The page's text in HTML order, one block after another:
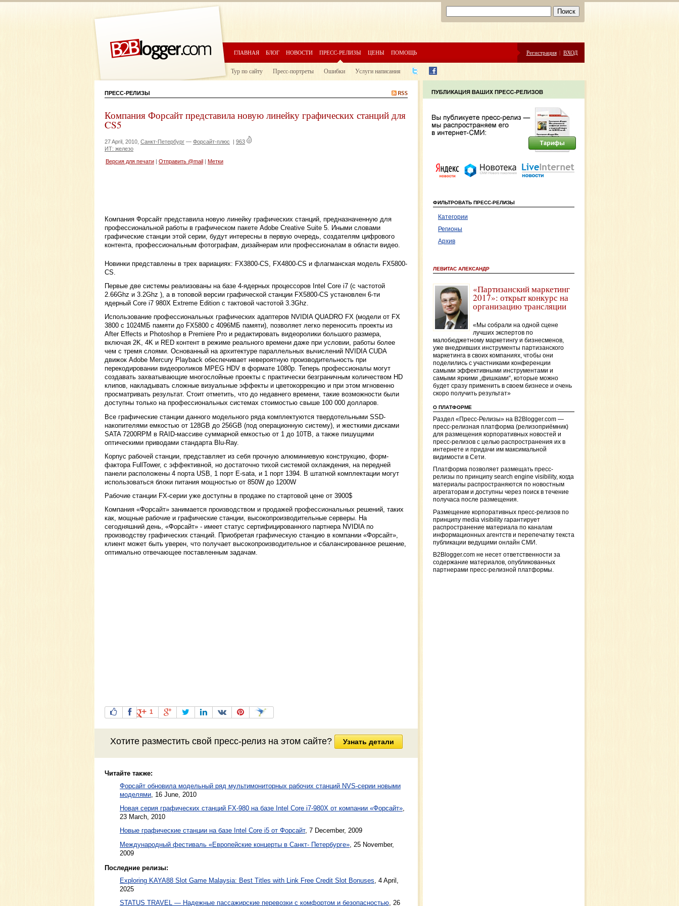
ГЛАВНАЯ БЛОГ НОВОСТИ ПРЕСС-РЕЛИЗЫ ЦЕНЫ ПОМОЩЬ Регистрация | ВХОД
Тур по сайту Пресс-портреты Ошибки Услуги написания
ПРЕСС-РЕЛИЗЫ
Компания Форсайт представила новую линейку графических станций для
CS5
27 April, 2010, Санкт-Петербург — Форсайт-плюс | 963
ИТ: железо
Версия для печати Отправить @mail Метки
Компания Форсайт представила новую линейку графических станций, предназначенную для
профессиональной работы в графическом пакете Adobe Creative Suite 5. Иными словами
графические станции этой серии, будут интересны в первую очередь, создателям цифрового
контента, профессиональным фотографам, дизайнерам или профессионалам в области видео.
Новинки представлены в трех вариациях: FX3800-CS, FX4800-CS и флагманская модель FX5800-
CS.
Первые две системы реализованы на базе 4-ядерных процессоров Intel Core i7 (с частотой
2.66Ghz и 3.2Ghz ), а в топовой версии графической станции FX5800-CS установлен 6-ти
ядерный Core i7 980X Extreme Edition с тактовой частотой 3.3Ghz.
Использование профессиональных графических адаптеров NVIDIA QUADRO FX (модели от FX
3800 с 1024МБ памяти до FX5800 с 4096МБ памяти), позволяет легко переносить проекты из
After Effects и Photoshop в Premiere Pro и редактировать видеоролики большого размера,
включая 2K, 4K и RED контент в режиме реального времени даже при условии, работы более
чем с тремя слоями. Основанный на архитектуре параллельных вычислений NVIDIA CUDA
движок Adobe Mercury Playback обеспечивает невероятную производительность при
перекодировании видеороликов MPEG HDV в формате 1080p. Теперь профессионалы могут
создавать захватывающие многослойные проекты с практически безграничным количеством HD
клипов, накладывать сложные визуальные эффекты и цветокоррекцию и при этом мгновенно
просматривать результат. Стоит отметить, что до недавнего времени, такие возможности были
доступны только на профессиональных системах стоимостью свыше 100 000 долларов.
Все графические станции данного модельного ряда комплектуются твердотельными SSD-
накопителями емкостью от 128GB до 256GB (под операционную систему), и жесткими дисками
SATA 7200RPM в RAID-массиве суммарной емкостью от 1 до 10TB, а также пишущими
оптическими приводами стандарта Blu-Ray.
Корпус рабочей станции, представляет из себя прочную алюминиевую конструкцию, форм-
фактора FullTower, с эффективной, но достаточно тихой системой охлаждения, на передней
панели расположены 4 порта USB, 1 порт E-sata, и 1 порт 1394. В штатной комплектации могут
использоваться блоки питания мощностью от 850W до 1200W
Рабочие станции FX-серии уже доступны в продаже по стартовой цене от 3900$
Компания «Форсайт» занимается производством и продажей профессиональных решений, таких
как, мощные рабочие и графические станции, высокопроизводительные серверы. На
сегодняшний день, «Форсайт» - имеет статус сертифицированного партнера NVIDIA по
производству графических станций. Приобретая графическую станцию в компании «Форсайт»,
клиент может быть уверен, что получает высокопроизводительное и сбалансированное решение,
оптимально отвечающее поставленным задачам.
1
Хотите разместить свой пресс-релиз на этом сайте? Узнать детали
Читайте также:
Форсайт обновила модельный ряд мультимониторных рабочих станций NVS-серии новыми
моделями 16 June, 2010
Новая серия графических станций FX-980 на базе Intel Core i7-980X от компании «Форсайт»,
23 March, 2010
Новые графические станции на базе Intel Core i5 от Форсайт, 7 December, 2009
Международный фестиваль «Европейские концерты в Санкт- Петербурге» 25 November,
2009
Последние релизы:
Exploring KAYA88 Slot Game Malaysia: Best Titles with Link Free Credit Slot Bonuses , 4 April,
2025
STATUS TRAVEL — Надежные пассажирские перевозки с комфортом и безопасностью, 26
ФИЛЬТРОВАТЬ ПРЕСС-РЕЛИЗЫ
Категории
Регионы
Архив
ЛЕВИТАС АЛЕКСАНДР
«Партизанский маркетинг
2017»: открыт конкурс на
организацию трансляции
«Мы собрали на одной сцене
лучших экспертов по
малобюджетному маркетингу и бизнесменов,
уже внедривших инструменты партизанского
маркетинга в своих компаниях, чтобы они
поделились с участниками конференции
самыми эффективными инструментами и
самыми яркими „фишками“, которые можно
будет сразу применить в своем бизнесе и очень
скоро получить результат»
О ПЛАТФОРМЕ
Раздел «Пресс-Релизы» на B2Blogger.com —
пресс-релизная платформа (релизоприёмник)
для размещения корпоративных новостей и
пресс-релизов с целью распространения их в
интернете и придачи им максимальной
видимости в Сети.
Платформа позволяет размещать пресс-
релизы по принципу search engine visibility, когда
материалы распространяются по новостным
агрегаторам и доступны через поиск в течение
получаса после размещения.
Размещение корпоративных пресс-релизов по
принципу media visibility гарантирует
распространение материала по каналам
информационных агентств и перепечатку текста
публикации ведущими онлайн СМИ.
B2Blogger.com не несет ответственности за
содержание материалов, опубликованных
партнерами пресс-релизной платформы.